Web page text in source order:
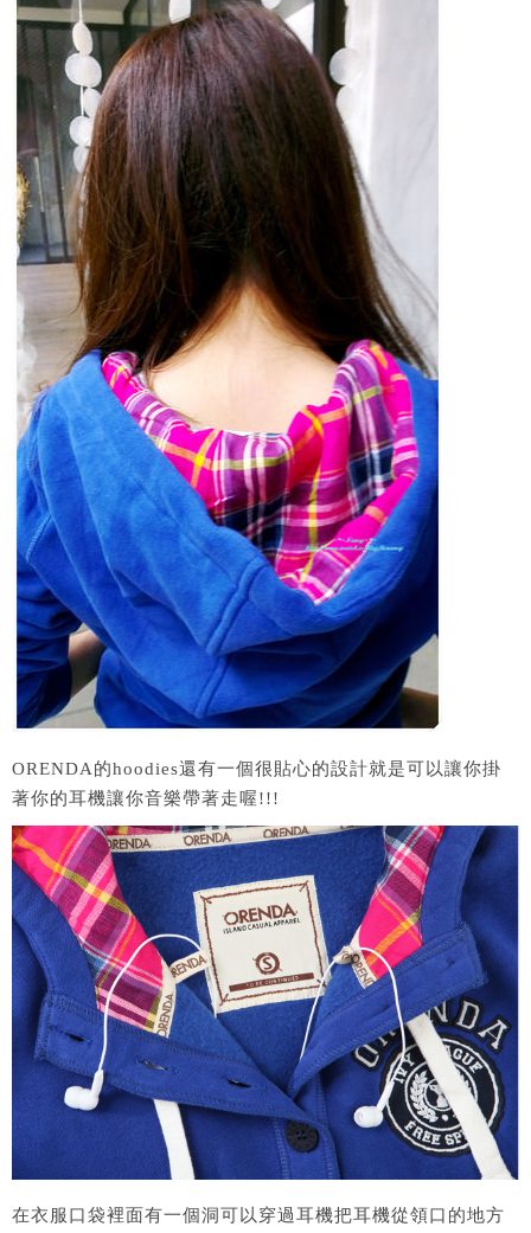
ORENDA的hoodies還有一個很貼心的設計就是可以讓你掛
著你的耳機讓你音樂帶著走喔!!!
在衣服口袋裡面有一個洞可以穿過耳機把耳機從領口的地方